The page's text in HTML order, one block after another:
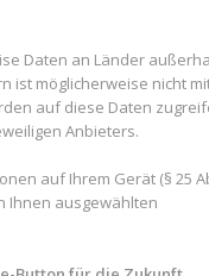
führen, dass
Daten an Länder
ist möglicherweise nicht
auf diese Daten
Anbieters.
auf Ihrem Gerät (§ 25
Ihnen ausgewählten